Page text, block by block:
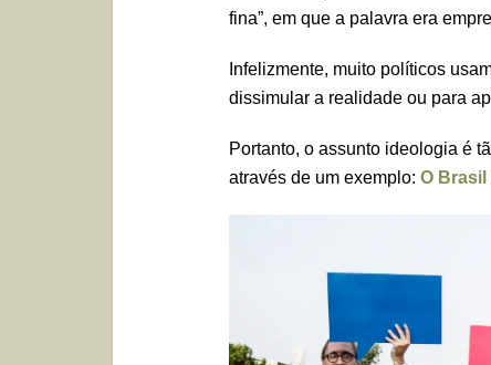
fina”, em que a palavra era
Infelizmente, muito políticos
dissimular a realidade ou para
Portanto, o assunto ideologia é
através de um exemplo: O Brasil